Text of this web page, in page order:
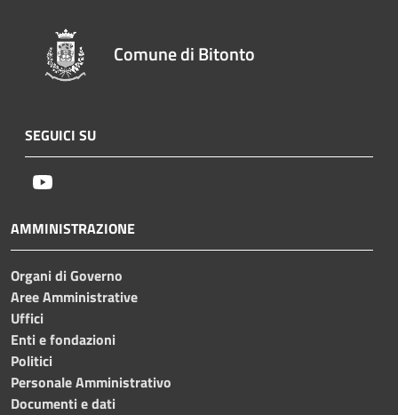
Comune di Bitonto
SEGUICI SU
AMMINISTRAZIONE
Organi di Governo
Aree Amministrative
Uffici
Enti e fondazioni
Politici
Personale Amministrativo
Documenti e dati